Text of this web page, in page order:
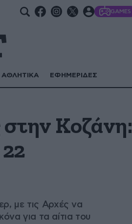
GAMES
ΑΘΛΗΤΙΚΑ ΕΦΗΜΕΡΙΔΕΣ
στην Κοζάνη:
με τις Αρχές να
για τα αίτια του